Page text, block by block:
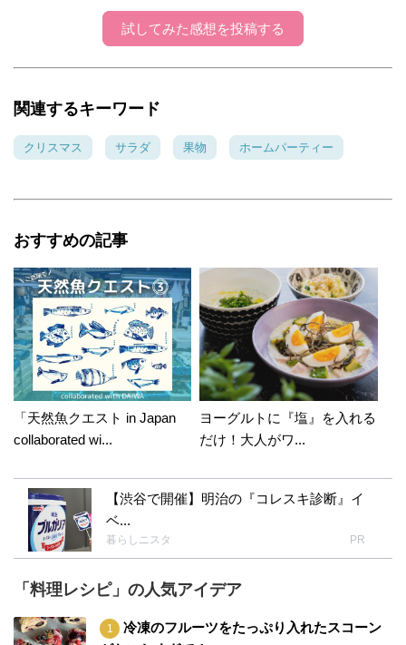
試してみた感想を投稿する
関連するキーワード
クリスマス サラダ 果物 ホームパーティー
おすすめの記事
「天然魚クエスト in Japan
collaborated wi...
ヨーグルトに『塩』を入れる
だけ！大人がワ...
【渋谷で開催】明治の『コレスキ診断』イ
ベ...
暮らしニスタ PR
「料理レシピ」の人気アイデア
冷凍のフルーツをたっぷり入れたスコーン